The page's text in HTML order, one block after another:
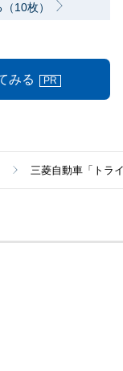
10枚）
みる PR
三菱自動車「トラ